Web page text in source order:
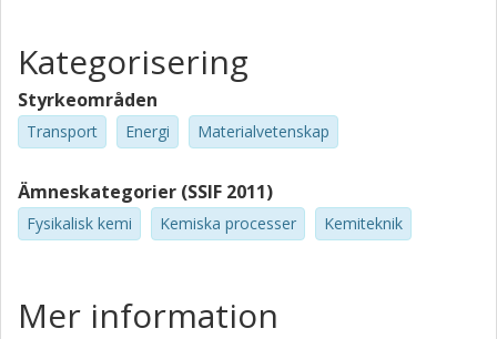
Kategorisering
Styrkeområden
Transport Energi Materialvetenskap
Ämneskategorier (SSIF 2011)
Fysikalisk kemi Kemiska processer Kemiteknik
Mer information